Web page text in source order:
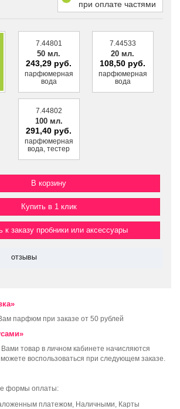
при оплате частями
7.44801
50 мл.
243,29 руб.
парфюмерная
вода
7.44533
20 мл.
108,50 руб.
парфюмерная
вода
7.44802
100 мл.
291,40 руб.
парфюмерная
вода, тестер
Купить в 1 клик
к заказу пробники или аксессуары
ОТЗЫВЫ
парфюм при заказе от 50 рублей
товар в личном кабинете начисляются
воспользоваться при следующем заказе.
формы оплаты:
платежом, Наличными, Карты